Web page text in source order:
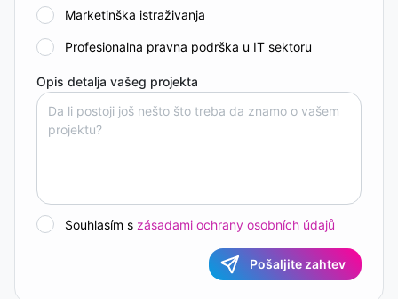
Marketinška istraživanja
Profesionalna pravna podrška u IT sektoru
Opis detalja vašeg projekta
Souhlasím s zásadami ochrany osobních údajů
Pošaljite zahtev